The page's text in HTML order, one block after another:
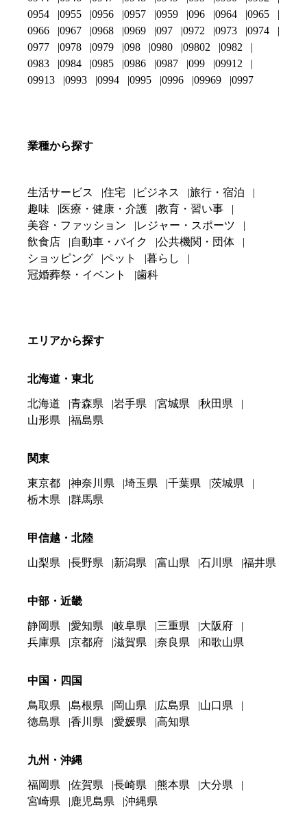
0954
0955 0956 0957 0959 096 0964
0965
0966
0967 0968 0969 097 0972 0973
0974
0977
0978 0979 098 0980 09802
0982
0983
0984 0985 0986 0987 099
09912
09913
0993 0994 0995 0996 09969 0997
業種から探す
生活サービス 住宅 ビジネス
旅行・宿泊
趣味
医療・健康・介護
教育・習い事
美容・ファッション
レジャー・スポーツ
飲食店
自動車・バイク
公共機関・団体
ショッピング
ペット
暮らし
冠婚葬祭・イベント
歯科
エリアから探す
北海道・東北
北海道 青森県 岩手県 宮城県
秋田県
山形県
福島県
関東
東京都 神奈川県 埼玉県 千葉県
茨城県
栃木県
群馬県
甲信越・北陸
山梨県 長野県 新潟県 富山県 石川県 福井県
中部・近畿
静岡県 愛知県 岐阜県 三重県
大阪府
兵庫県
京都府 滋賀県 奈良県 和歌山県
中国・四国
鳥取県 島根県 岡山県 広島県
山口県
徳島県
香川県 愛媛県 高知県
九州・沖縄
福岡県 佐賀県 長崎県 熊本県
大分県
宮崎県
鹿児島県 沖縄県